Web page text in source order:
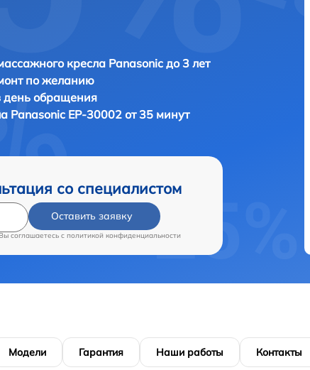
кресла Panasonic до 3 лет
по желанию
день обращения
Panasonic EP-30002 от 35 минут
со специалистом
Оставить заявку
соглашаетесь c политикой конфиденциальности
Модели Гарантия Наши работы Контакты